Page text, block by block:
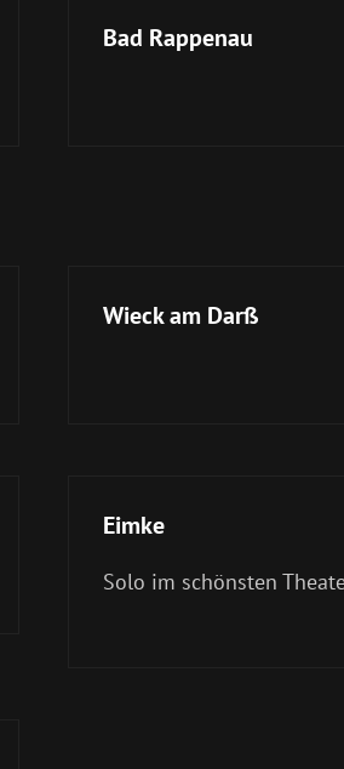
Bad Rappenau
Wieck am Darß
Eimke
Solo im schönsten